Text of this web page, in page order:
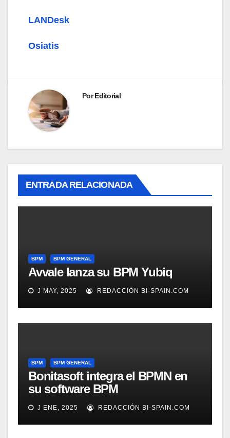
LANDesk
Osiatis
PorEditorial
ENTRADA RELACIONADA
BPM BPM GENERAL
Avvale lanza su BPM Yubiq
J MAY, 2025 REDACCIÓN BI-SPAIN.COM
BPM BPM GENERAL
Bonitasoft integra el BPMN en
su software BPM
J ENE, 2025 REDACCIÓN BI-SPAIN.COM